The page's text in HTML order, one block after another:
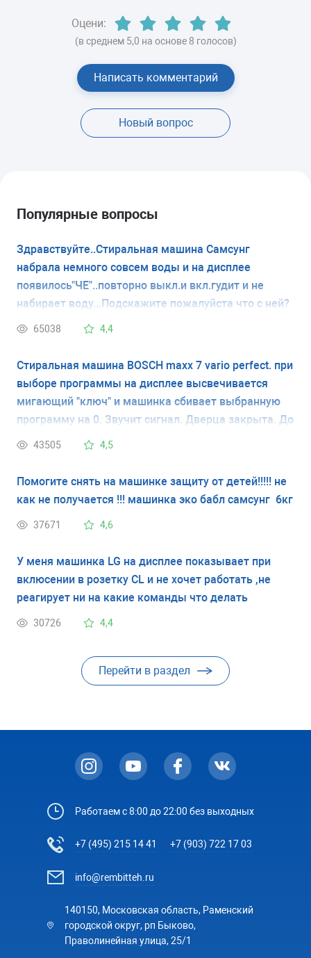
Оцени:
(в среднем 5,0 на основе 8 голосов)
Написать комментарий
Новый вопрос
Популярные вопросы
Здравствуйте..Стиральная машина Самсунг
набрала немного совсем воды и на дисплее
появилось"ЧЕ"..повторно выкл.и вкл.гудит и не
набирает воду...Подскажите пожалуйста что с ней?
65038 4,4
Стиральная машина BOSCH maxx 7 vario perfect. при
выборе программы на дисплее высвечивается
мигающий "ключ" и машинка сбивает выбранную
программу на 0. Звучит сигнал. Дверца закрыта. До
этого машинка работала хорошо. У меня нет
43505 4,5
Помогите снять на машинке защиту от детей!!!!! не
как не получается !!! машинка эко бабл самсунг 6кг
37671 4,6
У меня машинка LG на дисплее показывает при
вклюсении в розетку CL и не хочет работать ,не
реагирует ни на какие команды что делать
30726 4,4
Перейти в раздел
Работаем с 8:00 до 22:00 без выходных
+7 (495) 215 14 41 +7 (903) 722 17 03
info@rembitteh.ru
140150, Московская область, Раменский
городской округ, рп Быково,
Праволинейная улица, 25/1